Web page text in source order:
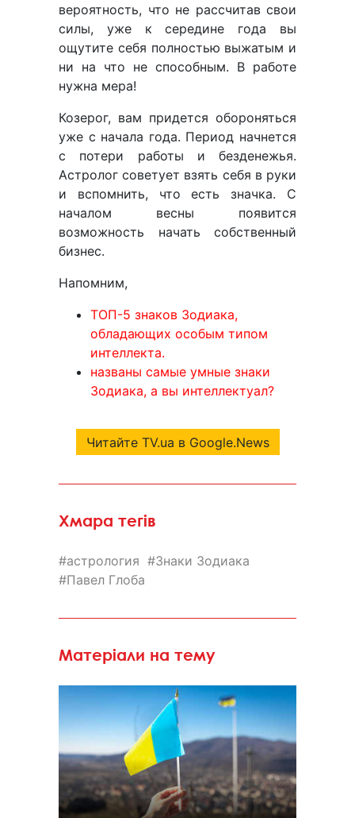
вероятность, что не рассчитав свои
силы, уже к середине года вы
ощутите себя полностью выжатым и
ни на что не способным. В работе
нужна мера!
Козерог, вам придется обороняться
уже с начала года. Период начнется
с потери работы и безденежья.
Астролог советует взять себя в руки
и вспомнить, что есть значка. С
началом весны появится
возможность начать собственный
бизнес.
Напомним,
ТОП-5 знаков Зодиака,
обладающих особым типом
интеллекта.
названы самые умные знаки
Зодиака, а вы интеллектуал?
Читайте TV.ua в Google.News
Хмара тегів
астрология
Знаки Зодиака
Павел Глоба
Матеріали на тему